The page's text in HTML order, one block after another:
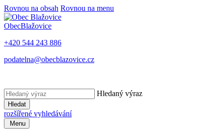
Rovnou na obsah Rovnou na menu
ObecBlažovice
+420 544 243 886
podatelna@obecblazovice.cz
Hledaný výraz
Hledat
rozšířené vyhledávání
Menu